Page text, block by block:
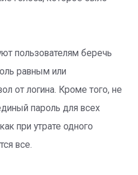
пользователям беречь
равным или
от логина. Кроме того, не
пароль для всех
при утрате одного
все.